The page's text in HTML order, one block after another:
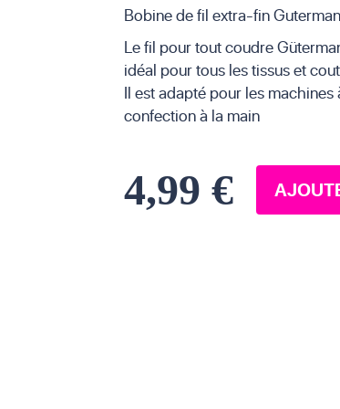
Bobine de fil extra-fin
Le fil pour tout coudre
idéal pour tous les tissus et
Il est adapté pour les machines
confection à la main
4,99 €